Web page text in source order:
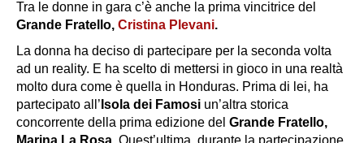
Tra le donne in gara c’è anche la prima vincitrice del
Grande Fratello, Cristina Plevani.
La donna ha deciso di partecipare per la seconda volta
ad un reality. E ha scelto di mettersi in gioco in una realtà
molto dura come è quella in Honduras. Prima di lei, ha
partecipato all’ Isola dei Famosi un’altra storica
concorrente della prima edizione del Grande Fratello,